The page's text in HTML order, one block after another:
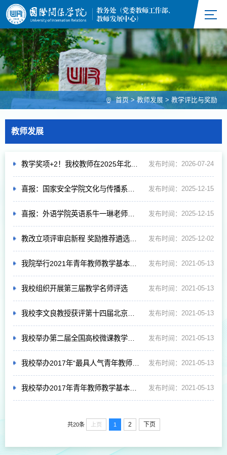
首页 > 教师发展 > 教学评比与奖励
教师发展
发布时间：2026-07-24
发布时间：2025-12-15
发布时间：2025-12-15
发布时间：2025-12-02
发布时间：2021-05-13
发布时间：2021-05-13
我校组织开展第三届教学名师评选
发布时间：2021-05-13
发布时间：2021-05-13
发布时间：2021-05-13
发布时间：2021-05-13
共20条 上页 1 2 下页